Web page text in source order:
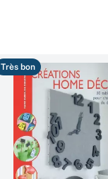
Très bon